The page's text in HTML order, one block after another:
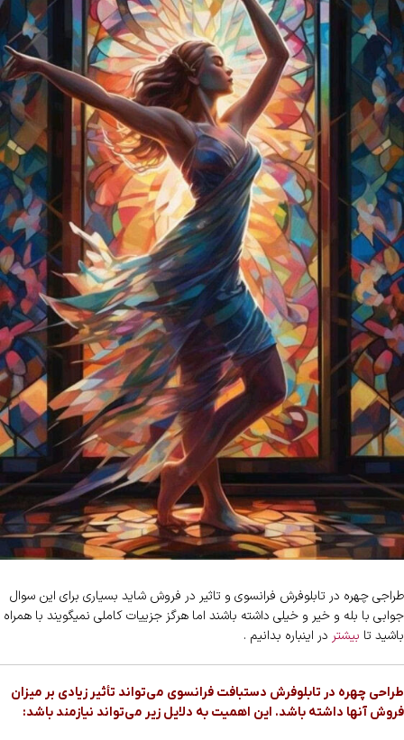
طراجی چهره در تابلوفرش فرانسوی و تاثیر در فروش شاید بسیاری برای این سوال
جوابی با بله و خیر و خیلی داشته باشند اما هرگز جزییات کاملی نمیگویند با همراه
باشید تا بیشتر در اینباره بدانیم .
طراحی چهره در تابلوفرش دستبافت فرانسوی می‌تواند تأثیر زیادی بر میزان
فروش آنها داشته باشد. این اهمیت به دلایل زیر می‌تواند نیازمند باشد: